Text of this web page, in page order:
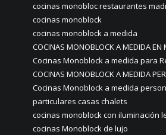
cocinas monobloc restaurantes
cocinas monoblock
cocinas monoblock a medida
COCINAS MONOBLOCK A MEDIDA EN
Cocinas Monoblock a medida para
COCINAS MONOBLOCK A MEDIDA
Cocinas Monoblock a medida
particulares casas chalets
cocinas monoblock con iluminación
cocinas Monoblock de lujo